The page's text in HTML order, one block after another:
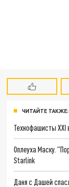
ЧИТАЙТЕ ТАКЖЕ:
Технофашисты XXI
Оплеуха Маску.
Starlink
Даня с Дашей